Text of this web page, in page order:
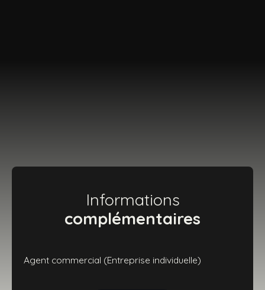
Informations
complémentaires
Agent commercial (Entreprise individuelle)